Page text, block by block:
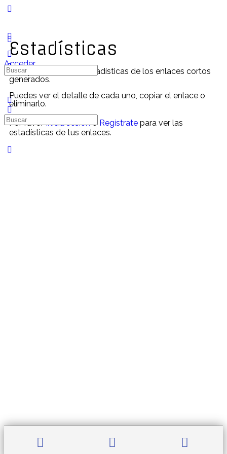
Acceder
Estadísticas
Aquí puedes ver las estadísticas de los enlaces cortos
generados.
Puedes ver el detalle de cada uno, copiar el enlace o
eliminarlo.
Por favorInicia sesióno Regístrate para ver las
estadísticas de tus enlaces.